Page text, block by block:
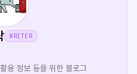
WRITER
용 정보 등을 위한 블로그